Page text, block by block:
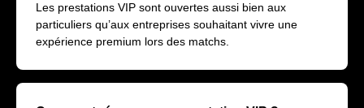
Les prestations VIP sont ouvertes aussi bien aux
particuliers qu’aux entreprises souhaitant vivre une
expérience premium lors des matchs.